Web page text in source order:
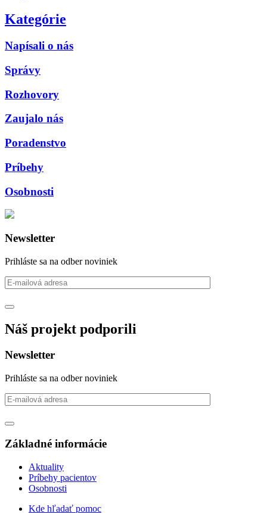
Kategórie
Napísali o nás
Správy
Rozhovory
Zaujalo nás
Poradenstvo
Príbehy
Osobnosti
Newsletter
Prihláste sa na odber noviniek
Náš projekt podporili
Newsletter
Prihláste sa na odber noviniek
Základné informácie
Aktuality
Príbehy pacientov
Osobnosti
Kde hľadať pomoc